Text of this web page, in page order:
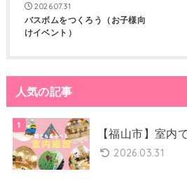
2026.07.31
バスボムをつくろう（お子様向
けイベント）
人気の記事
【福山市】室内
2026.03.31